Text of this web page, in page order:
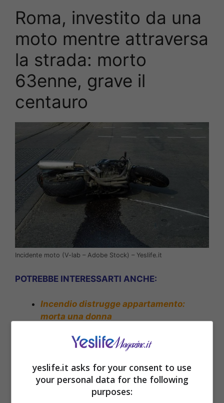
Roma, investito da una
moto mentre attraversa
la strada: morto
63enne, grave il
centauro
Incidente moto (V-lab – Adobe Stock) – Yeslife.it
POTREBBE INTERESSARTI ANCHE:
Incendio distrugge appartamento:
morta una donna
yeslife.it asks for your consent to use
your personal data for the following
purposes: